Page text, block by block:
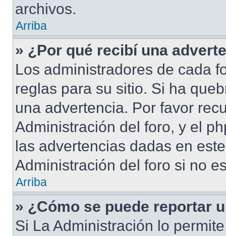
archivos.
Arriba
» ¿Por qué recibí una
Los administradores de cada
reglas para su sitio. Si ha
una advertencia. Por favor
Administración del foro, y el
las advertencias dadas en
Administración del foro si no
Arriba
» ¿Cómo se puede reportar
Si La Administración lo